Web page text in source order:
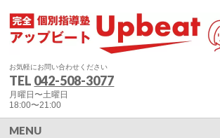
お気軽にお問い合わせください
TEL 042-508-3077
月曜日〜土曜日
18:00〜21:00
MENU